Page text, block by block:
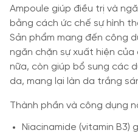
Ampoule giúp điều trị và
bằng cách ức chế sự hình
Sản phẩm mang đến công
ngăn chặn sự xuất hiện của
nữa, còn giúp bổ sung các
da, mang lại làn da trắng
Thành phần và công dụng
Niacinamide (vitamin B3)